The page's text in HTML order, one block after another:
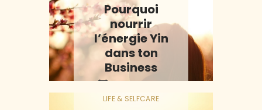
Pourquoi
nourrir
l’énergie Yin
dans ton
Business
SLOW BUSINESSSLOW
LIFE & SELFCARE